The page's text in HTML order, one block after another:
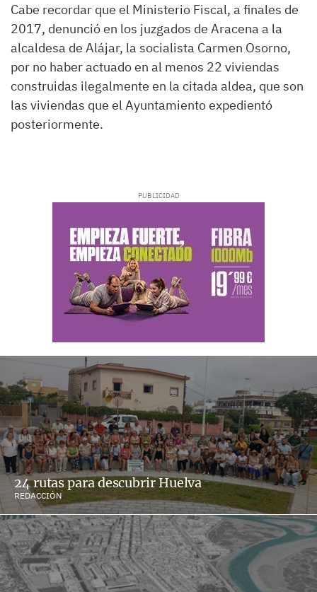
Cabe recordar que el Ministerio Fiscal, a finales de
2017, denunció en los juzgados de Aracena a la
alcaldesa de Alájar, la socialista Carmen Osorno,
por no haber actuado en al menos 22 viviendas
construidas ilegalmente en la citada aldea, que son
las viviendas que el Ayuntamiento expedientó
posteriormente.
24 rutas para descubrir Huelva
REDACCIÓN